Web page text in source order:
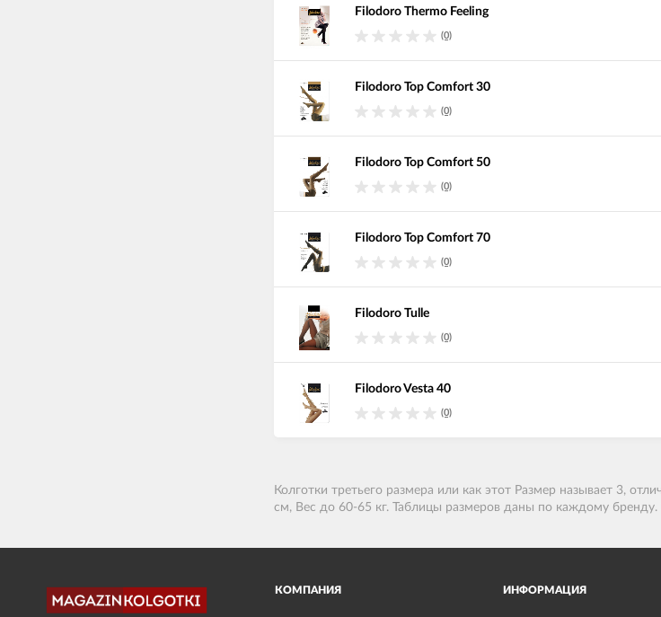
Filodoro Thermo Feeling
(0)
Filodoro Top Comfort 30
(0)
Filodoro Top Comfort 50
(0)
Filodoro Top Comfort 70
(0)
Filodoro Tulle
(0)
Filodoro Vesta 40
(0)
Колготки третьего размера или как этот Размер называет 3,
см, Вес до 60-65 кг. Таблицы размеров даны по каждому
КОМПАНИЯ ИНФОРМАЦИЯ